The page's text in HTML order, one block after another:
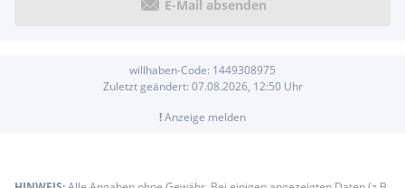
sensorgesteuert)
Home charging cable
Innenausstattung: Dekoreinlagen Natural Black
E-Mail absenden
willhaben-Code: 1449308975
Zuletzt geändert: 07.08.2026, 12:50Uhr
!Anzeige melden